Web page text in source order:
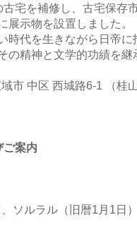
宅を補修し、古宅保存
展示物を設置しました。
時代を生きながら日帝
の精神と文学的功績を
市 中区 西城路6-1 （桂
ご案内
、ソルラル（旧暦1月1日